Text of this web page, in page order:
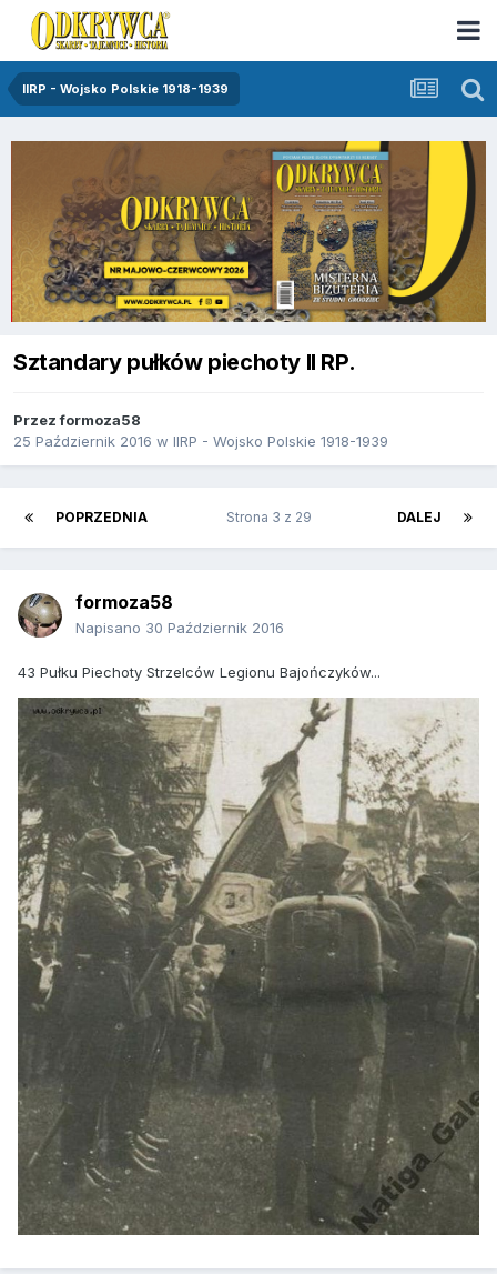
IIRP - Wojsko Polskie 1918-1939
Sztandary pułków piechoty II RP.
Przezformoza58
25 Październik 2016 w IIRP - Wojsko Polskie 1918-1939
POPRZEDNIA DALEJ
Strona 3 z 29
formoza58
Napisano 30 Październik 2016
43 Pułku Piechoty Strzelców Legionu Bajończyków...